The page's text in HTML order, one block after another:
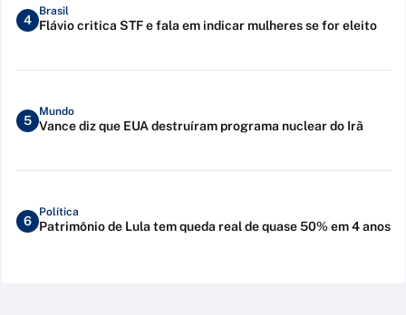
4
Brasil
Flávio critica STF e fala em indicar mulheres se for eleito
5
Mundo
Vance diz que EUA destruíram programa nuclear do Irã
6
Política
Patrimônio de Lula tem queda real de quase 50% em 4 anos